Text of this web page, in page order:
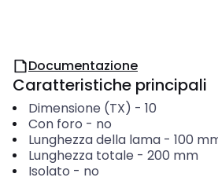
Documentazione
Caratteristiche principali
Dimensione (TX) - 10
Con foro - no
Lunghezza della lama- 100
Lunghezza totale - 200 mm
Isolato - no